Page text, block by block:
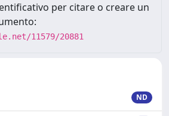
per citare o creare un
11579/20881
ND